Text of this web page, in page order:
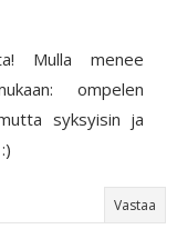
Mulla menee
ompelen
syksyisin ja
Vastaa